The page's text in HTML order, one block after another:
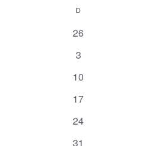
D
0
26
0
3
0
10
0
17
0
24
0
31